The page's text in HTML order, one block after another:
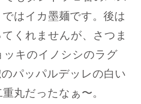
ではイカ墨麺です。後は
くれませんが、さつま
ッキのイノシシのラグ
のパッパルデッレの白い
丸だったなぁ〜。